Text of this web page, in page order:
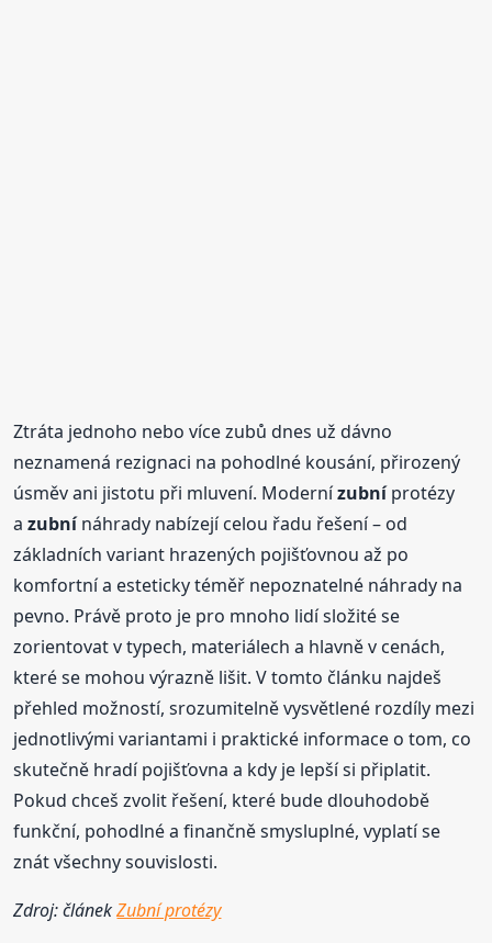
Ztráta jednoho nebo více zubů dnes už dávno
neznamená rezignaci na pohodlné kousání, přirozený
úsměv ani jistotu při mluvení. Modernízubníprotézy
azubnínáhrady nabízejí celou řadu řešení – od
základních variant hrazených pojišťovnou až po
komfortní a esteticky téměř nepoznatelné náhrady na
pevno. Právě proto je pro mnoho lidí složité se
zorientovat v typech, materiálech a hlavně v cenách,
které se mohou výrazně lišit. V tomto článku najdeš
přehled možností, srozumitelně vysvětlené rozdíly mezi
jednotlivými variantami i praktické informace o tom, co
skutečně hradí pojišťovna a kdy je lepší si připlatit.
Pokud chceš zvolit řešení, které bude dlouhodobě
funkční, pohodlné a finančně smysluplné, vyplatí se
znát všechny souvislosti.
Zdroj: článekZubní protézy